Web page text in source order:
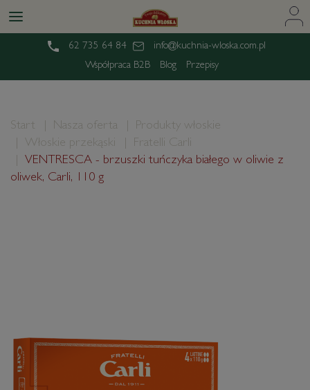
62 735 64 84
info@kuchnia-wloska.com.pl
Współpraca B2B
Blog Przepisy
Start Nasza oferta
Produkty włoskie
Włoskie przekąski
Fratelli Carli
VENTRESCA - brzuszki tuńczyka białego w oliwie z
oliwek, Carli, 110 g